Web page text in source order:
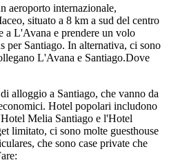
aeroporto internazionale,
situato a 8 km a sud del centro
a L'Avana e prendere un volo
per Santiago. In alternativa, ci sono
L'Avana e Santiago.Dove
alloggio a Santiago, che vanno da
Hotel popolari includono
Melia Santiago e l'Hotel
limitato, ci sono molte guesthouse
che sono case private che